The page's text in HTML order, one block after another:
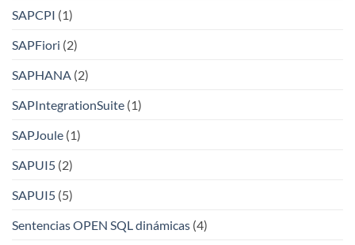
SAPCPI (1)
SAPFiori (2)
SAPHANA (2)
SAPIntegrationSuite (1)
SAPJoule (1)
SAPUI5 (2)
SAPUI5 (5)
Sentencias OPEN SQL dinámicas (4)